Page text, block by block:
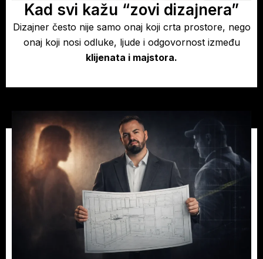
Kad svi kažu “zovi dizajnera”
Dizajner često nije samo onaj koji crta prostore, nego
onaj koji nosi odluke, ljude i odgovornost između
klijenata i majstora.